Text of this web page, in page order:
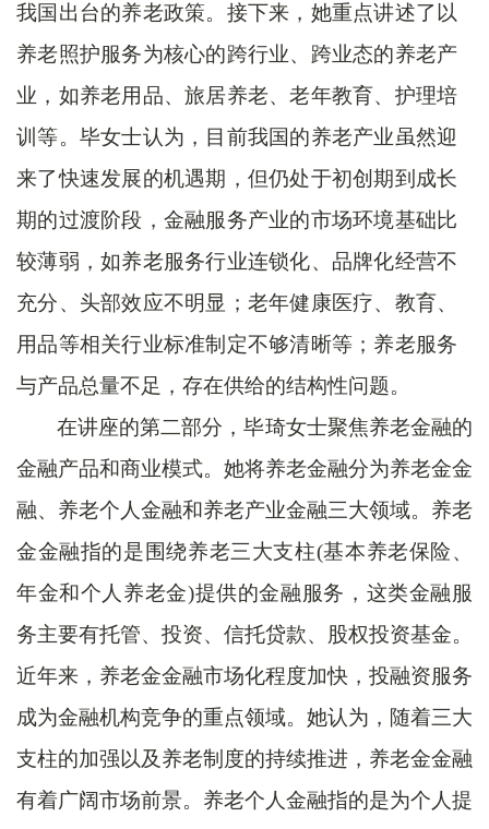
我国出台的养老政策。接下来，她重点讲述了以
养老照护服务为核心的跨行业、跨业态的养老产
业，如养老用品、旅居养老、老年教育、护理培
训等。毕女士认为，目前我国的养老产业虽然迎
来了快速发展的机遇期，但仍处于初创期到成长
期的过渡阶段，金融服务产业的市场环境基础比
较薄弱，如养老服务行业连锁化、品牌化经营不
充分、头部效应不明显；老年健康医疗、教育、
用品等相关行业标准制定不够清晰等；养老服务
与产品总量不足，存在供给的结构性问题。
在讲座的第二部分，毕琦女士聚焦养老金融的
金融产品和商业模式。她将养老金融分为养老金金
融、养老个人金融和养老产业金融三大领域。养老
金金融指的是围绕养老三大支柱(基本养老保险、
年金和个人养老金)提供的金融服务，这类金融服
务主要有托管、投资、信托贷款、股权投资基金。
近年来，养老金金融市场化程度加快，投融资服务
成为金融机构竞争的重点领域。她认为，随着三大
支柱的加强以及养老制度的持续推进，养老金金融
有着广阔市场前景。养老个人金融指的是为个人提